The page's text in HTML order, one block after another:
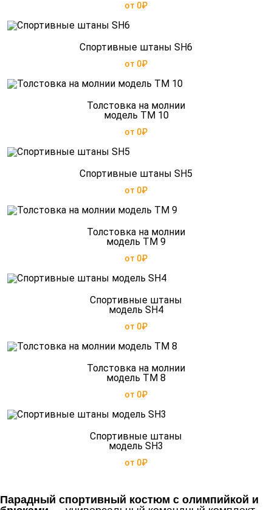
от 0₽
Спортивные штаны SH6
от 0₽
Толстовка на молнии
модель TM 10
от 0₽
Спортивные штаны SH5
от 0₽
Толстовка на молнии
модель TM 9
от 0₽
Спортивные штаны
модель SH4
от 0₽
Толстовка на молнии
модель TM 8
от 0₽
Спортивные штаны
модель SH3
от 0₽
Парадный спортивный костюм с олимпийкой и